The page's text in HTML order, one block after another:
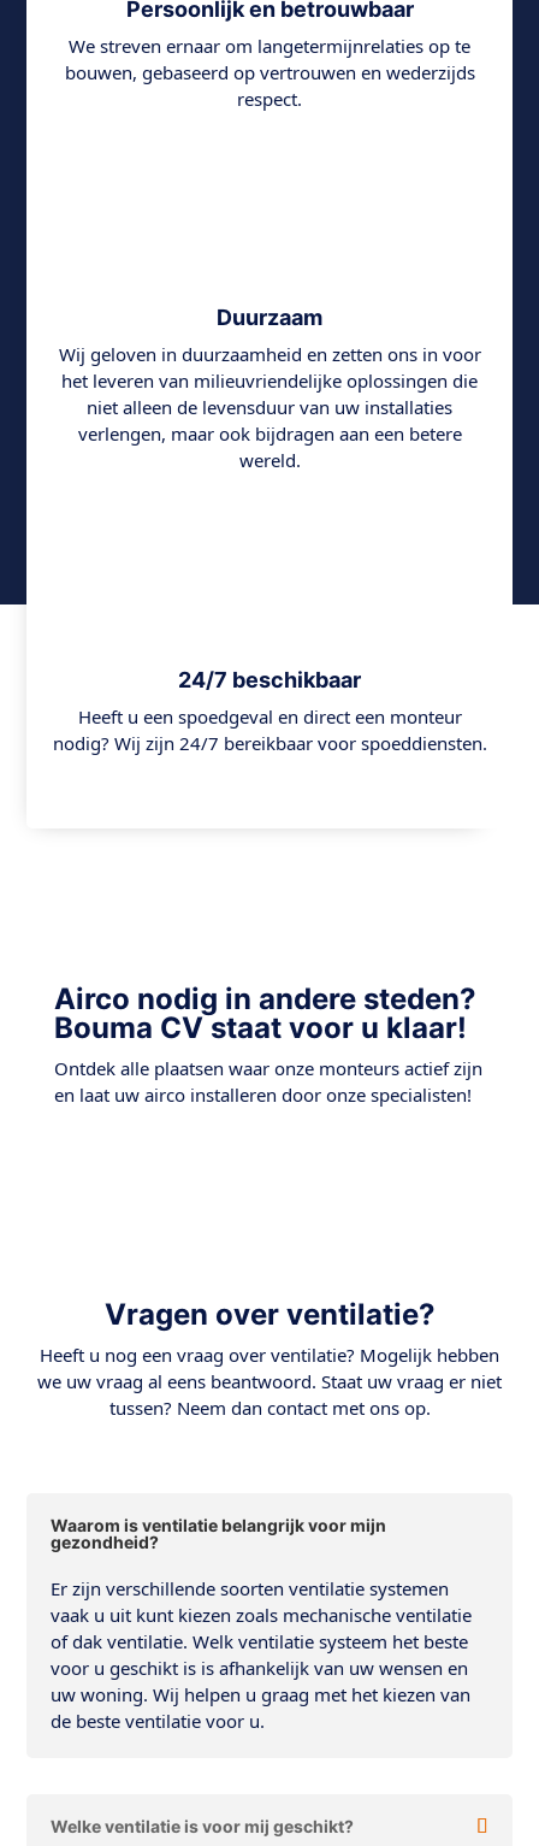
Persoonlijk en betrouwbaar
We streven ernaar om langetermijnrelaties op te
bouwen, gebaseerd op vertrouwen en wederzijds
respect.
Duurzaam
Wij geloven in duurzaamheid en zetten ons in voor
het leveren van milieuvriendelijke oplossingen die
niet alleen de levensduur van uw installaties
verlengen, maar ook bijdragen aan een betere
wereld.
24/7 beschikbaar
Heeft u een spoedgeval en direct een monteur
nodig? Wij zijn 24/7 bereikbaar voor spoeddiensten.
Airco nodig in andere steden?
Bouma CV staat voor u klaar!
Ontdek alle plaatsen waar onze monteurs actief zijn
en laat uw airco installeren door onze specialisten!
Vragen over ventilatie?
Heeft u nog een vraag over ventilatie? Mogelijk hebben
we uw vraag al eens beantwoord. Staat uw vraag er niet
tussen? Neem dan contact met ons op.
Waarom is ventilatie belangrijk voor mijn
gezondheid?
Er zijn verschillende soorten ventilatie systemen
vaak u uit kunt kiezen zoals mechanische ventilatie
of dak ventilatie. Welk ventilatie systeem het beste
voor u geschikt is is afhankelijk van uw wensen en
uw woning. Wij helpen u graag met het kiezen van
de beste ventilatie voor u.
Welke ventilatie is voor mij geschikt?